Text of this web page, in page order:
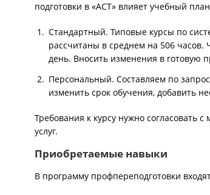
подготовки в «АСТ» влияет учебный
Стандартный. Типовые курсы по
рассчитаны в среднем на 506 часов.
день. Вносить изменения в готовую
Персональный. Составляем по
изменить срок обучения, добавить
Требования к курсу нужно согласовать
услуг.
Приобретаемые навыки
В программу профпереподготовки